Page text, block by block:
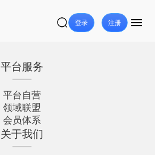
登录 注册
平台服务
平台自营
领域联盟
会员体系
关于我们